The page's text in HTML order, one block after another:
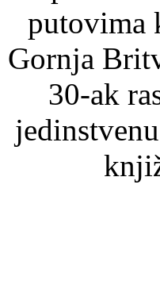
putovima
Gornja
30-ak